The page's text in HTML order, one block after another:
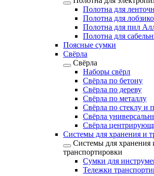
Полотна для
Полотна для
Полотна для пил
Полотна для
Поясные сумки
Свёрла
Свёрла
Наборы свёрл
Свёрла по бетону
Свёрла по дереву
Свёрла по металлу
Свёрла по стеклу и
Свёрла
Свёрла
Системы для хранения и
Системы для хранения
транспортировки
Сумки для
Тележки